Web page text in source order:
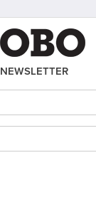
NEWSLETTER